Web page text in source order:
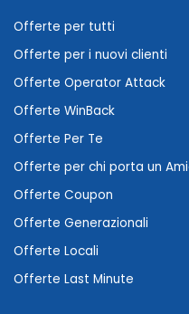
Offerte per tutti
Offerte per i nuovi clienti
Offerte Operator Attack
Offerte WinBack
Offerte Per Te
Offerte per chi porta un
Offerte Coupon
Offerte Generazionali
Offerte Locali
Offerte Last Minute